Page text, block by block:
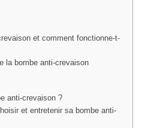
et comment fonctionne-t-
la bombe anti-crevaison
anti-crevaison ?
et entretenir sa bombe anti-